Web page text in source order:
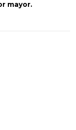
mayor.